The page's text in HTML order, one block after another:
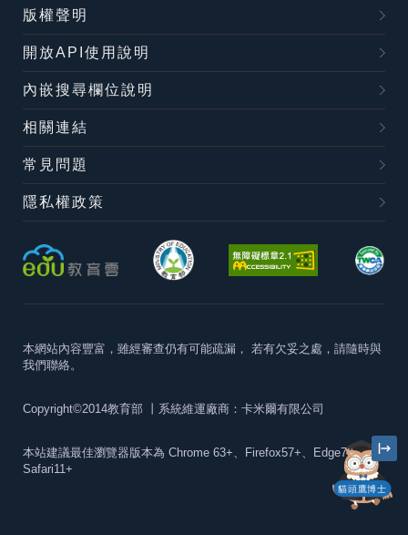
貓頭鷹博士
版權聲明
開放API使用說明
內嵌搜尋欄位說明
相關連結
常見問題
隱私權政策
本網站內容豐富，雖經審查仍有可能疏漏， 若有欠妥之處，請隨時與
我們聯絡。
Copyright©2014教育部 丨系統維運廠商：卡米爾有限公司
本站建議最佳瀏覽器版本為 Chrome 63+、Firefox57+、Edge79+及
Safari11+